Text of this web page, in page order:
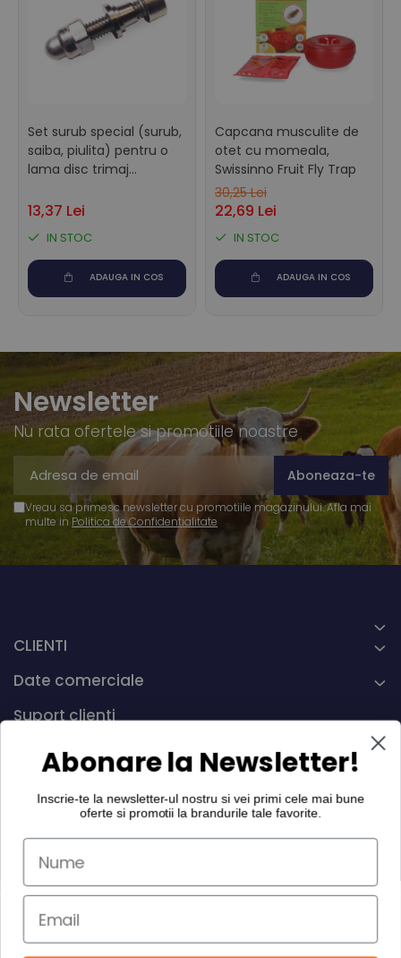
Set surub special (surub,
saiba, piulita) pentru o
lama disc trimaj
13,37 Lei
IN STOC
ADAUGA IN COS
Capcana musculite de
otet cu momeala,
Swissinno Fruit Fly Trap
30,25 Lei
22,69 Lei
IN STOC
ADAUGA IN COS
Newsletter
Nu rata ofertele si promotiile noastre
Vreau sa primesc newsletter cu promotiile magazinului. Afla mai
multe in Politica de Confidentialitate
CLIENTI
Date comerciale
Suport clienti
L-V, 8:00 - 16:00
info@dairymax.ro
Abonare la Newsletter!
Inscrie-te la newsletter-ul nostru si vei primi cele mai bune
oferte si promotii la brandurile tale favorite.